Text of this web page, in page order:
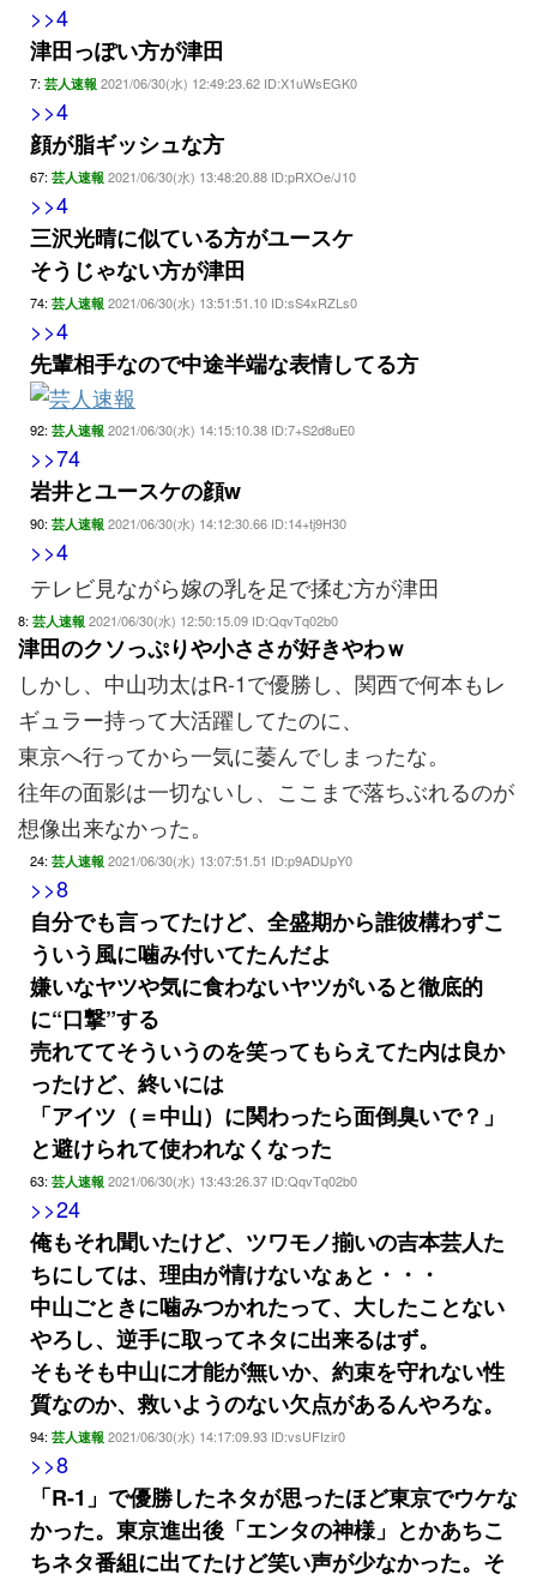
>>4
津田っぽい方が津田
7: 芸人速報 2021/06/30(水) 12:49:23.62 ID:X1uWsEGK0
>>4
顔が脂ギッシュな方
67: 芸人速報 2021/06/30(水) 13:48:20.88 ID:pRXOe/J10
>>4
三沢光晴に似ている方がユースケ
そうじゃない方が津田
74: 芸人速報 2021/06/30(水) 13:51:51.10 ID:sS4xRZLs0
>>4
先輩相手なので中途半端な表情してる方
92: 芸人速報 2021/06/30(水) 14:15:10.38 ID:7+S2d8uE0
>>74
岩井とユースケの顔w
90: 芸人速報 2021/06/30(水) 14:12:30.66 ID:14+tj9H30
>>4
テレビ見ながら嫁の乳を足で揉む方が津田
8: 芸人速報 2021/06/30(水) 12:50:15.09 ID:QqvTq02b0
津田のクソっぷりや小ささが好きやわｗ
しかし、中山功太はR-1で優勝し、関西で何本もレ
ギュラー持って大活躍してたのに、
東京へ行ってから一気に萎んでしまったな。
往年の面影は一切ないし、ここまで落ちぶれるのが
想像出来なかった。
24: 芸人速報 2021/06/30(水) 13:07:51.51 ID:p9ADlJpY0
>>8
自分でも言ってたけど、全盛期から誰彼構わずこ
ういう風に噛み付いてたんだよ
嫌いなヤツや気に食わないヤツがいると徹底的
に“口撃”する
売れててそういうのを笑ってもらえてた内は良か
ったけど、終いには
「アイツ（＝中山）に関わったら面倒臭いで？」
と避けられて使われなくなった
63: 芸人速報 2021/06/30(水) 13:43:26.37 ID:QqvTq02b0
>>24
俺もそれ聞いたけど、ツワモノ揃いの吉本芸人た
ちにしては、理由が情けないなぁと・・・
中山ごときに噛みつかれたって、大したことない
やろし、逆手に取ってネタに出来るはず。
そもそも中山に才能が無いか、約束を守れない性
質なのか、救いようのない欠点があるんやろな。
94: 芸人速報 2021/06/30(水) 14:17:09.93 ID:vsUFIzir0
>>8
「R-1」で優勝したネタが思ったほど東京でウケな
かった。東京進出後「エンタの神様」とかあちこ
ちネタ番組に出てたけど笑い声が少なかった。そ